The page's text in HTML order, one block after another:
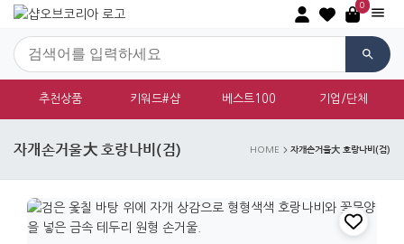
0
추천상품 키워드#샵 베스트100 기업/단체
자개손거울大 호랑나비(검) HOME 자개손거울大 호랑나비(검)